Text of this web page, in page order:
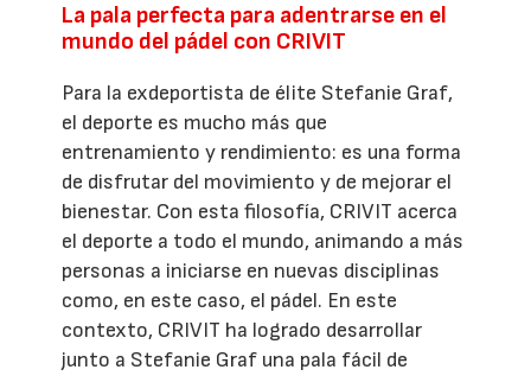
La pala perfecta para adentrarse en el
mundo del pádel con CRIVIT
Para la exdeportista de élite Stefanie Graf,
el deporte es mucho más que
entrenamiento y rendimiento: es una forma
de disfrutar del movimiento y de mejorar el
bienestar. Con esta filosofía, CRIVIT acerca
el deporte a todo el mundo, animando a más
personas a iniciarse en nuevas disciplinas
como, en este caso, el pádel. En este
contexto, CRIVIT ha logrado desarrollar
junto a Stefanie Graf una pala fácil de